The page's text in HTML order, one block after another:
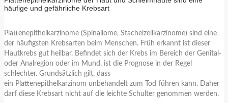
häufige und gefährliche Krebsart
Plattenepithelkarzinome (Spinaliome, Stachelzellkarzinome) sind eine
der häufigsten Krebsarten beim Menschen. Früh erkannt ist dieser
Hautkrebs gut heilbar. Befindet sich der Krebs im Bereich der Genital-
oder Analregion oder im Mund, ist die Prognose in der Regel
schlechter. Grundsätzlich gilt, dass
ein Plattenepithelkarzinom unbehandelt zum Tod führen kann. Daher
darf diese Krebsart nicht auf die leichte Schulter genommen werden.